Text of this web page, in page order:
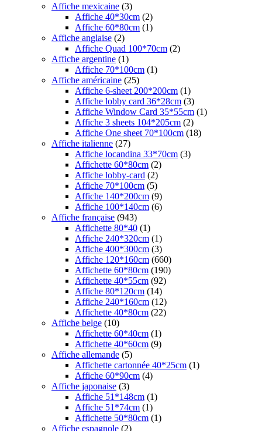
Affiche mexicaine (3)
Affiche 40*30cm (2)
Affiche 60*80cm (1)
Affiche anglaise (2)
Affiche Quad 100*70cm (2)
Affiche argentine (1)
Affiche 70*100cm (1)
Affiche américaine (25)
Affiche 6-sheet 200*200cm (1)
Affiche lobby card 36*28cm (3)
Affiche Window Card 35*55cm (1)
Affiche 3 sheets 104*205cm (2)
Affiche One sheet 70*100cm (18)
Affiche italienne (27)
Affiche locandina 33*70cm (3)
Affichette 60*80cm (2)
Affiche lobby-card (2)
Affiche 70*100cm (5)
Affiche 140*200cm (9)
Affiche 100*140cm (6)
Affiche française (943)
Affichette 80*40 (1)
Affiche 240*320cm (1)
Affiche 400*300cm (3)
Affiche 120*160cm (660)
Affichette 60*80cm (190)
Affichette 40*55cm (92)
Affiche 80*120cm (14)
Affiche 240*160cm (12)
Affichette 40*80cm (22)
Affiche belge (10)
Affichette 60*40cm (1)
Affichette 40*60cm (9)
Affiche allemande (5)
Affichette cartonnée 40*25cm (1)
Affiche 60*90cm (4)
Affiche japonaise (3)
Affiche 51*148cm (1)
Affiche 51*74cm (1)
Affichette 50*80cm (1)
Affiche espagnole (2)